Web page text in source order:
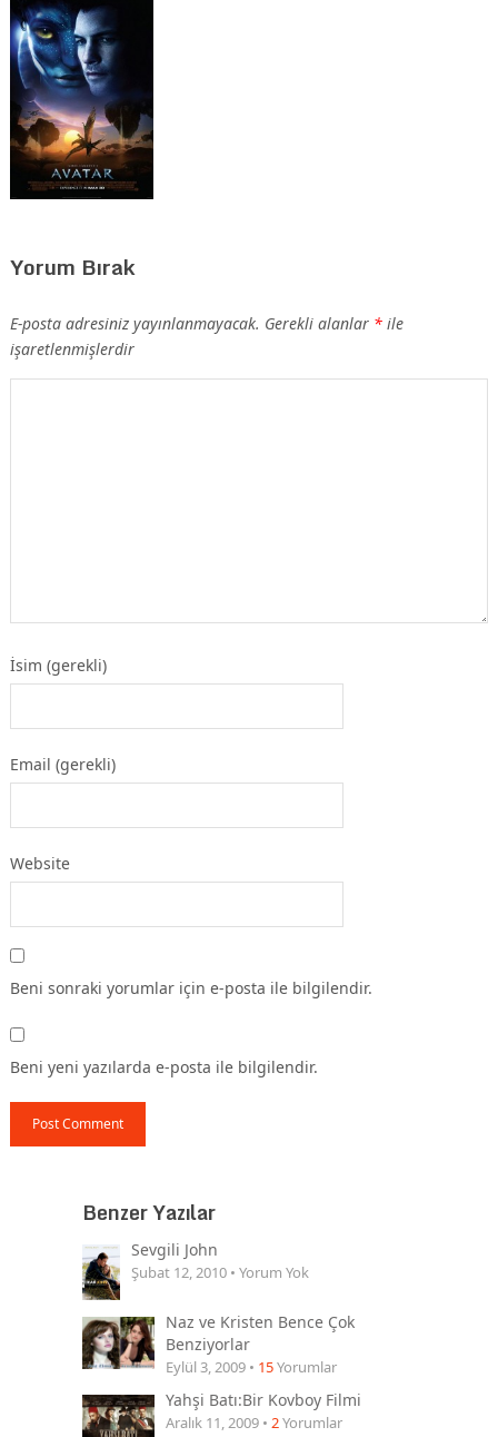
Yorum Bırak
E-posta adresiniz yayınlanmayacak. Gerekli alanlar *ile
işaretlenmişlerdir
İsim (gerekli)
Email (gerekli)
Website
Beni sonraki yorumlar için e-posta ile bilgilendir.
Beni yeni yazılarda e-posta ile bilgilendir.
Benzer Yazılar
Sevgili John
Şubat 12, 2010 • Yorum Yok
Naz ve Kristen Bence Çok
Benziyorlar
Eylül 3, 2009 • 15Yorumlar
Yahşi Batı:Bir Kovboy Filmi
Aralık 11, 2009 • 2Yorumlar